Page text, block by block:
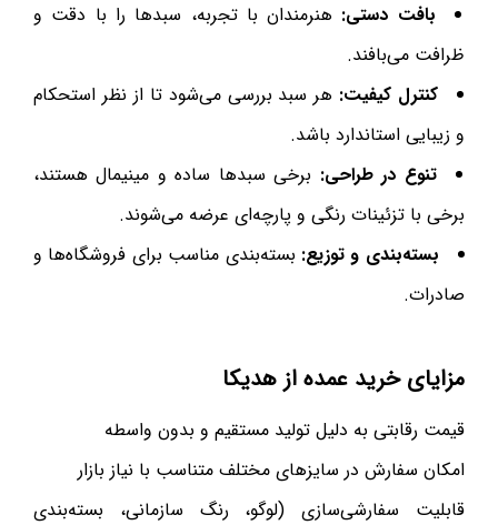
بافت دستی: هنرمندان با تجربه، سبدها را با دقت و
ظرافت می‌بافند.
کنترل کیفیت: هر سبد بررسی می‌شود تا از نظر استحکام
و زیبایی استاندارد باشد.
تنوع در طراحی: برخی سبدها ساده و مینیمال هستند،
برخی با تزئینات رنگی و پارچه‌ای عرضه می‌شوند.
بسته‌بندی و توزیع: بسته‌بندی مناسب برای فروشگاه‌ها و
صادرات.
مزایای خرید عمده از هدیکا
قیمت رقابتی به دلیل تولید مستقیم و بدون واسطه
امکان سفارش در سایزهای مختلف متناسب با نیاز بازار
قابلیت سفارشی‌سازی (لوگو، رنگ سازمانی، بسته‌بندی